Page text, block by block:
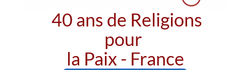
40 ans de Religions
pour
la Paix - France